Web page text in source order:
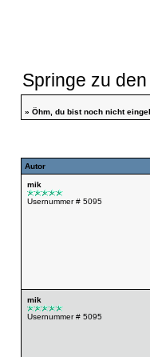
Springe zu
» Öhm, du bist noch nicht
Autor
mik
Usernummer # 5095
mik
Usernummer # 5095